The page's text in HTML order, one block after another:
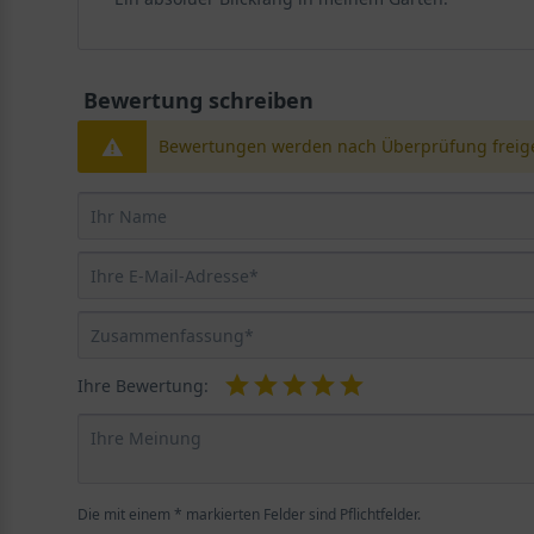
Bewertung schreiben
Bewertungen werden nach Überprüfung
Ihre Bewertung:
Die mit einem * markierten Felder sind Pflichtfelder.